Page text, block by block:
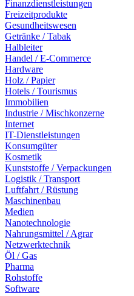
Finanzdienstleistungen
Freizeitprodukte
Gesundheitswesen
Getränke / Tabak
Halbleiter
Handel / E-Commerce
Hardware
Holz / Papier
Hotels / Tourismus
Immobilien
Industrie / Mischkonzerne
Internet
IT-Dienstleistungen
Konsumgüter
Kosmetik
Kunststoffe / Verpackungen
Logistik / Transport
Luftfahrt / Rüstung
Maschinenbau
Medien
Nanotechnologie
Nahrungsmittel / Agrar
Netzwerktechnik
Öl / Gas
Pharma
Rohstoffe
Software